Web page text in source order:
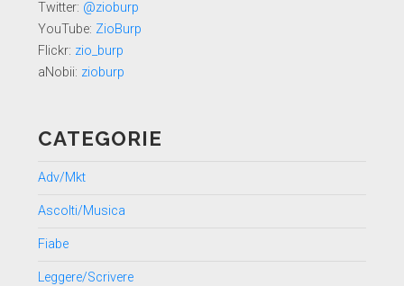
Twitter: @zioburp
YouTube: ZioBurp
Flickr: zio_burp
aNobii: zioburp
CATEGORIE
Adv/Mkt
Ascolti/Musica
Fiabe
Leggere/Scrivere